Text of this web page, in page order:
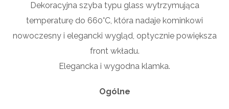
Dekoracyjna szyba typu glass wytrzymująca
temperaturę do 660°C, która nadaje kominkowi
nowoczesny i elegancki wygląd, optycznie powiększa
front wkładu.
Elegancka i wygodna klamka.
Ogólne